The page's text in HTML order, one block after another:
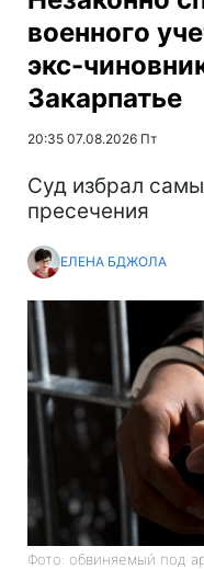
военного
экс-
Закарпатье
20:35 07.08.2026 Пт
Суд избрал
пресечения
ЕЛЕНА БДЖОЛА
Фото: обвиняемый под